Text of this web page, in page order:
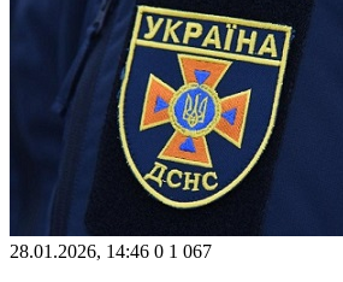
28.01.2026, 14:46 0 1 067